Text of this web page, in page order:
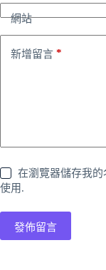
網站
新增留言 *
在瀏覽器儲存我
使用.
發佈留言